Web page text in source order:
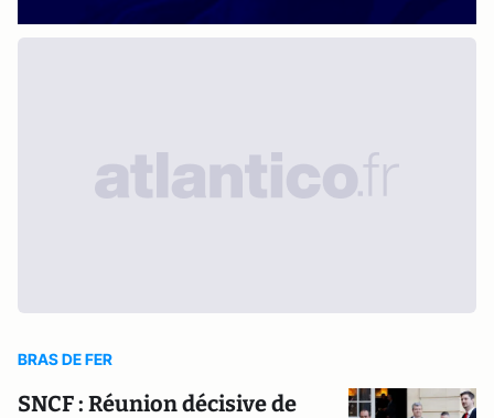
BRAS DE FER
SNCF : Réunion décisive de